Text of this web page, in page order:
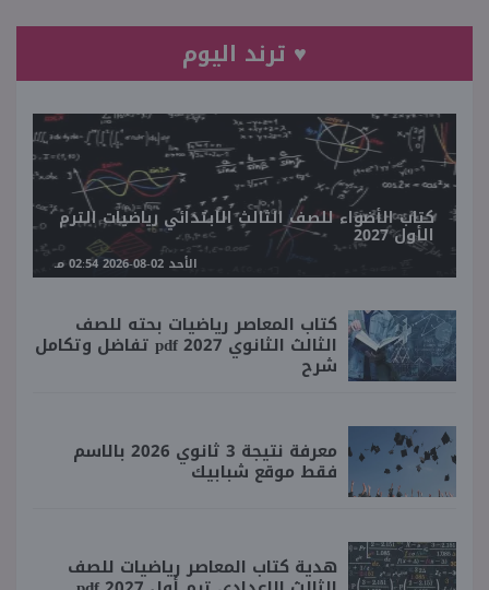
♥ ترند اليوم
كتاب الأضواء للصف الثالث الابتدائي رياضيات الترم
الأول 2027
الأحد 02-08-2026 02:54 مـ
كتاب المعاصر رياضيات بحته للصف
الثالث الثانوي 2027 pdf تفاضل وتكامل
شرح
معرفة نتيجة 3 ثانوي 2026 بالاسم
فقط موقع شبابيك
هدية كتاب المعاصر رياضيات للصف